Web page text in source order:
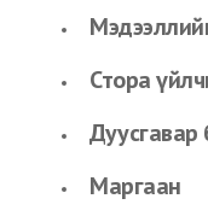
Стора
Дуусгавар
Mаргаан